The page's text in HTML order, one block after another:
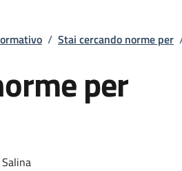
/ Stai cercando norme per
per